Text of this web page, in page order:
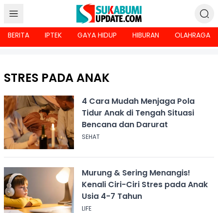
BERITA IPTEK GAYA HIDUP HIBURAN OLAHRAGA
STRES PADA ANAK
4 Cara Mudah Menjaga Pola
Tidur Anak di Tengah Situasi
Bencana dan Darurat
SEHAT
Murung & Sering Menangis!
Kenali Ciri-Ciri Stres pada Anak
Usia 4-7 Tahun
LIFE